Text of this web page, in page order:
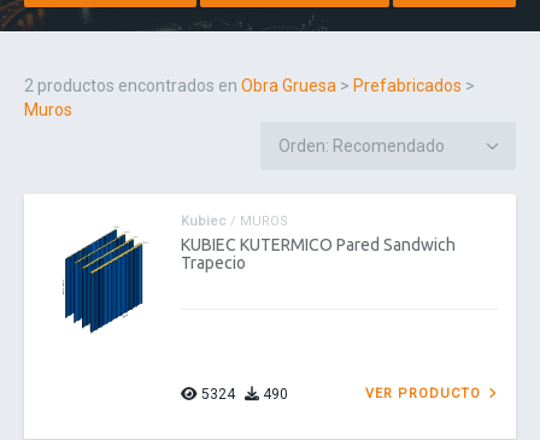
2 productos encontrados en Obra Gruesa > Prefabricados >
Muros
Kubiec / MUROS
KUBIEC KUTERMICO Pared Sandwich
Trapecio
5324 490 VER PRODUCTO